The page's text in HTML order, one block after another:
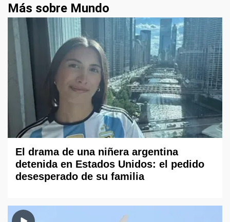
Más sobre Mundo
El drama de una niñera argentina
detenida en Estados Unidos: el pedido
desesperado de su familia